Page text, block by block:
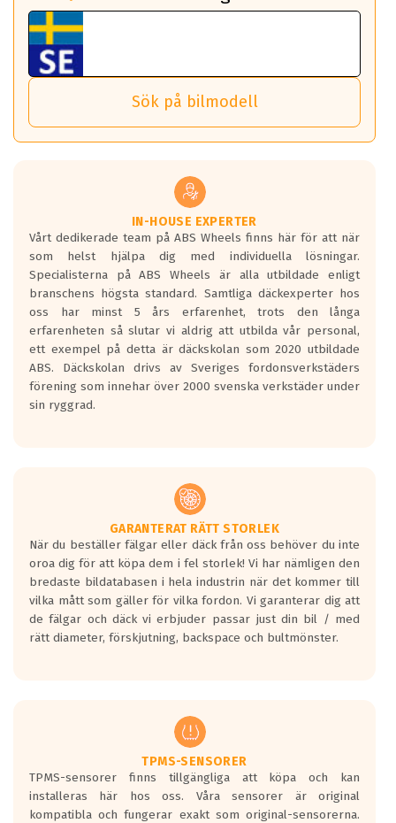
ABS 360 gör det möjligt för dig att ta med fälgarna till din
nästa bil.
Det sparar dig tid och pengar.
*PCD står för pitch circle diameter / Bultmönster.
Tillbehören är av högsta kvalitet och är kompatibla med
ABS Wheels fälgar.
Viktigt att Bult respektive mutter är av storlek (17mm hylsa
Genom att du anger ditt registreringsnummer kan vi matcha
och garantera att tillbehören passar till 100%
vid åtdragning av hjulbultarna.
fordon. Detta sker automatiskt och är inget du som förare
behöver tänka på.
Sensorn sitter inne i hjulet och skickar signaler om lufttryck
och temperatur till din instrumentpanel.
TPMS gör det enkelt att ha koll på att dina däck håller rätt
tryck. Skulle du tappa tryck i något däck varnar TPMS dig
om detta.
helt kort att du som förare alltid ska ha koll på lufttrycket i
Samtliga ABS Wheels fälgar är kompatibla med TPMS
sensorer.
Sök på bilmodell
IN-HOUSE EXPERTER
Vårt dedikerade team på ABS Wheels finns här för att när
som helst hjälpa dig med individuella lösningar.
Specialisterna på ABS Wheels är alla utbildade enligt
branschens högsta standard. Samtliga däckexperter hos
oss har minst 5 års erfarenhet, trots den långa
erfarenheten så slutar vi aldrig att utbilda vår personal,
ett exempel på detta är däckskolan som 2020 utbildade
ABS. Däckskolan drivs av Sveriges fordonsverkstäders
förening som innehar över 2000 svenska verkstäder under
sin ryggrad.
GARANTERAT RÄTT STORLEK
När du beställer fälgar eller däck från oss behöver du inte
oroa dig för att köpa dem i fel storlek! Vi har nämligen den
bredaste bildatabasen i hela industrin när det kommer till
vilka mått som gäller för vilka fordon. Vi garanterar dig att
de fälgar och däck vi erbjuder passar just din bil / med
rätt diameter, förskjutning, backspace och bultmönster.
TPMS-SENSORER
TPMS-sensorer finns tillgängliga att köpa och kan
installeras här hos oss. Våra sensorer är original
kompatibla och fungerar exakt som original-sensorerna.